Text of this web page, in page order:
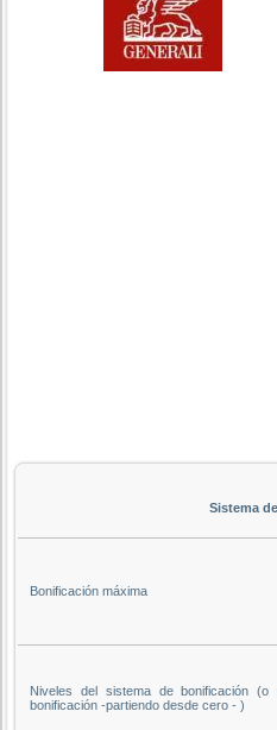
Sistema
Bonificación máxima
Niveles del sistema de bonificación
bonificación -partiendo desde cero - )